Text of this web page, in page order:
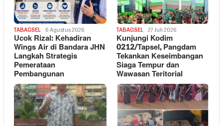
TABAGSEL 6 Agustus 2026
Ucok Rizal: Kehadiran
Wings Air di Bandara JHN
Langkah Strategis
Pemerataan
Pembangunan
TABAGSEL 27 Juli 2026
Kunjungi Kodim
0212/Tapsel, Pangdam
Tekankan Keseimbangan
Siaga Tempur dan
Wawasan Teritorial